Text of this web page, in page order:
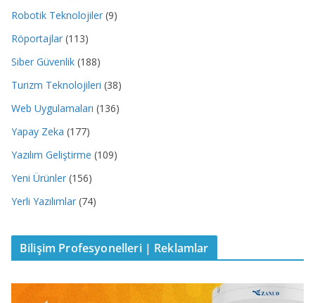
Robotik Teknolojiler (9)
Röportajlar (113)
Siber Güvenlik (188)
Turizm Teknolojileri (38)
Web Uygulamaları (136)
Yapay Zeka (177)
Yazılım Geliştirme (109)
Yeni Ürünler (156)
Yerli Yazılımlar (74)
Bilişim Profesyonelleri | Reklamlar